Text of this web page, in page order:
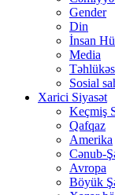
Gender
Din
İnsan
Media
Sosial
Xarici Siyasət
Keçmiş
Qafqaz
Amerika
Cənub-
Avropa
Böyük